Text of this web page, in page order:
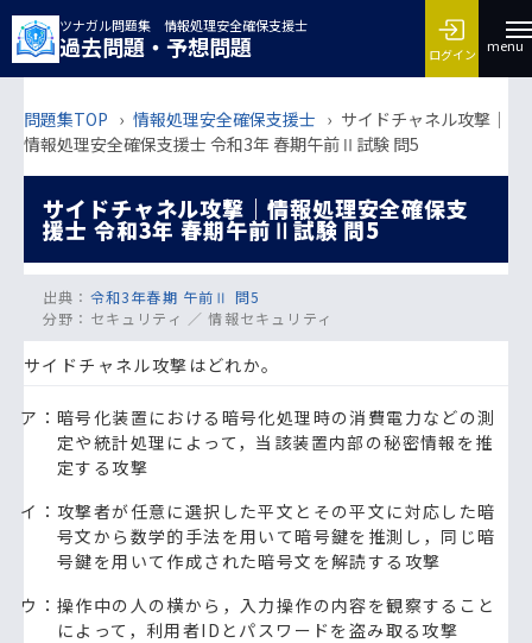
ツナガル問題集 情報処理安全確保支援士
過去問題・予想問題 ログイン menu
問題集TOP › 情報処理安全確保支援士 › サイドチャネル攻撃｜
情報処理安全確保支援士 令和3年 春期午前Ⅱ試験 問5
サイドチャネル攻撃｜情報処理安全確保支
援士 令和3年 春期午前Ⅱ試験 問5
出典： 令和3年春期 午前Ⅱ 問5
分野： セキュリティ ／ 情報セキュリティ
サイドチャネル攻撃はどれか。
ア：暗号化装置における暗号化処理時の消費電力などの測
定や統計処理によって，当該装置内部の秘密情報を推
定する攻撃
イ：攻撃者が任意に選択した平文とその平文に対応した暗
号文から数学的手法を用いて暗号鍵を推測し，同じ暗
号鍵を用いて作成された暗号文を解読する攻撃
ウ：操作中の人の横から，入力操作の内容を観察すること
によって，利用者IDとパスワードを盗み取る攻撃